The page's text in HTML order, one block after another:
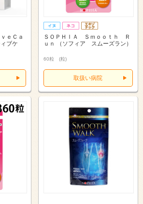
ｅＣａ
ブケ
ＳＯＰＨＩＡ Ｓｍｏｏｔｈ Ｒ
ｕｎ （ソフィア スムーズラン）
60粒 (粒)
取扱い病院